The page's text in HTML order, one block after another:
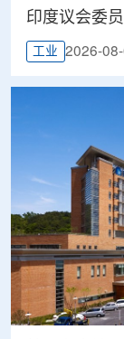
印度议会委
工业 2026-